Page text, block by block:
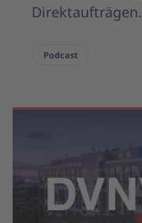
Direktaufträgen.
Podcast